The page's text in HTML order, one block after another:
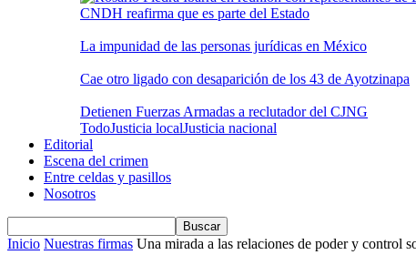
CNDH reafirma que es parte del Estado
La impunidad de las personas jurídicas en México
Cae otro ligado con desaparición de los 43 de Ayotzinapa
Detienen Fuerzas Armadas a reclutador del CJNG
TodoJusticia localJusticia nacional
Editorial
Escena del crimen
Entre celdas y pasillos
Nosotros
Inicio Nuestras firmas Una mirada a las relaciones de poder y control